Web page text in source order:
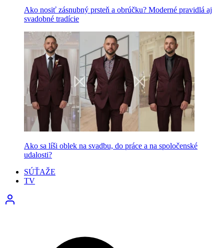
Ako nosiť zásnubný prsteň a obrúčku? Moderné pravidlá aj
svadobné tradície
Ako sa líši oblek na svadbu, do práce a na spoločenské
udalosti?
SÚŤAŽE
TV